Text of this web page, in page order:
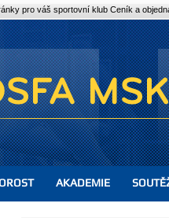
pro váš sportovní klub Ceník a
AKADEMIE